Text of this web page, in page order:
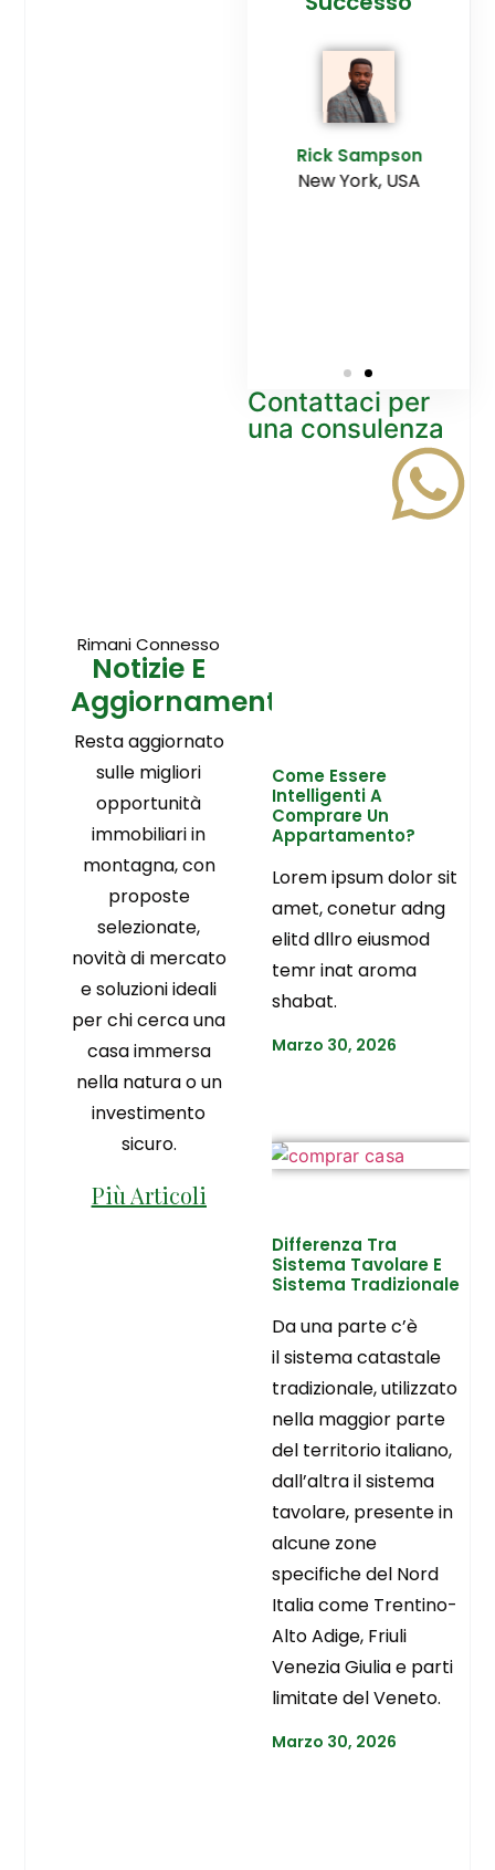
Rick Sampson
New York, USA
Contattaci per
una consulenza
Rimani Connesso
Notizie E
Aggiornamenti
Resta aggiornato
sulle migliori
opportunità
immobiliari in
montagna, con
proposte
selezionate,
novità di mercato
e soluzioni ideali
per chi cerca una
casa immersa
nella natura o un
investimento
sicuro.
Più Articoli
Come Essere
Intelligenti A
Comprare Un
Appartamento?
Lorem ipsum dolor sit
amet, conetur adng
elitd dllro eiusmod
temr inat aroma
shabat.
Marzo 30, 2026
Differenza Tra
Sistema Tavolare E
Sistema Tradizionale
Da una parte c’è
il sistema catastale
tradizionale, utilizzato
nella maggior parte
del territorio italiano,
dall’altra il sistema
tavolare, presente in
alcune zone
specifiche del Nord
Italia come Trentino-
Alto Adige, Friuli
Venezia Giulia e parti
limitate del Veneto.
Marzo 30, 2026